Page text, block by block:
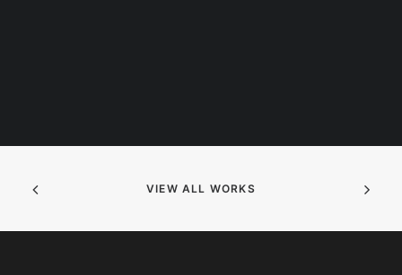
VIEW ALL WORKS